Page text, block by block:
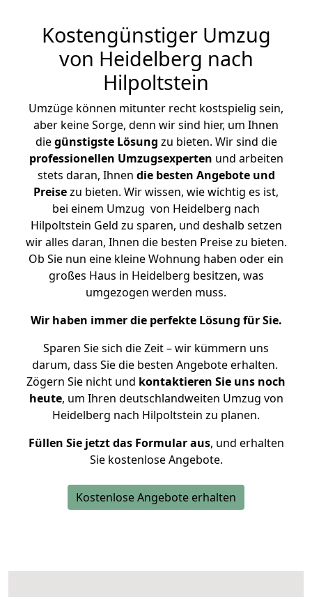
Kostengünstiger Umzug
von Heidelberg nach
Hilpoltstein
Umzüge können mitunter recht kostspielig sein,
aber keine Sorge, denn wir sind hier, um Ihnen
diegünstigste Lösung zu bieten. Wir sind die
professionellen Umzugsexperten und arbeiten
stets daran, Ihnen die besten Angebote und
Preisezu bieten. Wir wissen, wie wichtig es ist,
bei einem Umzug von Heidelberg nach
Hilpoltstein Geld zu sparen, und deshalb setzen
wir alles daran, Ihnen die besten Preise zu bieten.
Ob Sie nun eine kleine Wohnung haben oder ein
großes Haus in Heidelberg besitzen, was
umgezogen werden muss.
Wir haben immer die perfekte Lösung für Sie.
Sparen Sie sich die Zeit – wir kümmern uns
darum, dass Sie die besten Angebote erhalten.
Zögern Sie nicht und kontaktieren Sie uns noch
heute, um Ihren deutschlandweiten Umzug von
Heidelberg nach Hilpoltstein zu planen.
Füllen Sie jetzt das Formular aus, und erhalten
Sie kostenlose Angebote.
Kostenlose Angebote erhalten